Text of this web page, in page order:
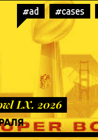
#ad #cases
LX. 2026